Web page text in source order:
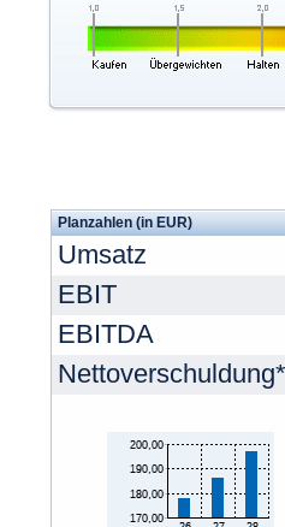
Planzahlen (in EUR)
Umsatz
EBIT
EBITDA